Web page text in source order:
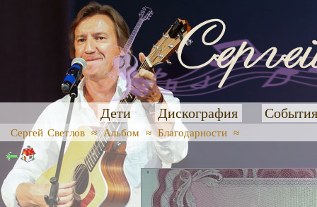
Дети Дискография
Сергей Светлов ≈Альбом ≈ Благодарности ≈